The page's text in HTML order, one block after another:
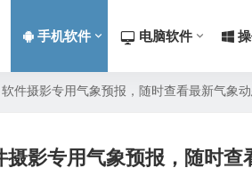
手机软件 电脑软件
件摄影专用气象预报，随时查看最新气象
影专用气象预报，随时查